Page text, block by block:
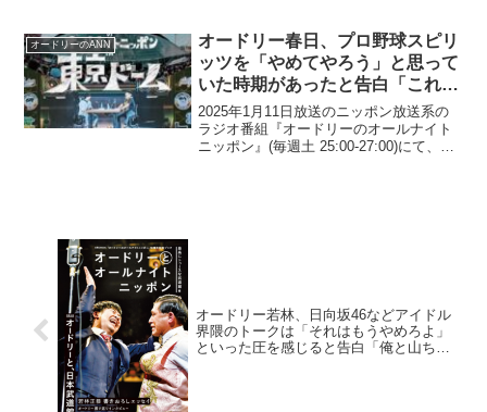
オードリーのANN
オードリー春日、プロ野球スピリ
ッツを「やめてやろう」と思って
いた時期があったと告白「これで
出なかったら…」
2025年1月11日放送のニッポン放送系の
ラジオ番組『オードリーのオールナイト
ニッポン』(毎週土 25:00-27:00)にて、お
オードリー若林、日向坂46などアイドル
界隈のトークは「それはもうやめろよ」
といった圧を感じると告白「俺と山ちゃ